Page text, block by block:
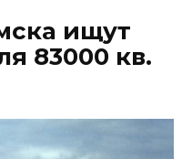
ищут
83000 кв.